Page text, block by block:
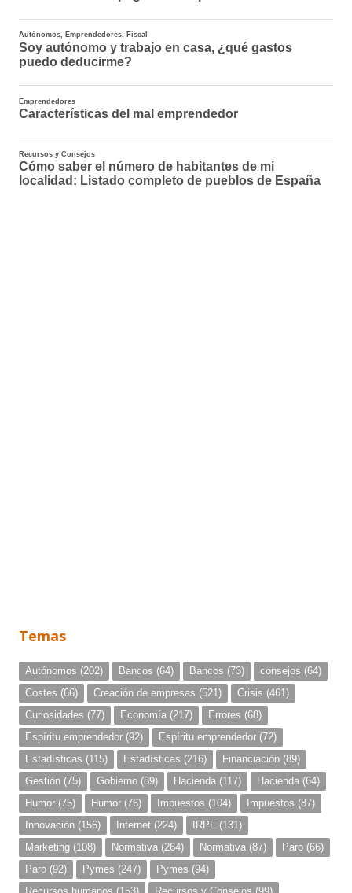
Temas
Autónomos (202) Bancos (64) Bancos (73) consejos (64)
Costes (66) Creación de empresas (521) Crisis (461)
Curiosidades (77) Economía (217) Errores (68)
Espíritu emprendedor (92) Espíritu emprendedor (72)
Estadísticas (115) Estadísticas (216) Financiación (89)
Gestión (75) Gobierno (89) Hacienda (117) Hacienda (64)
Humor (75) Humor (76) Impuestos (104) Impuestos (87)
Innovación (156) Internet (224) IRPF (131)
Marketing (108) Normativa (264) Normativa (87) Paro (66)
Paro (92) Pymes (247) Pymes (94)